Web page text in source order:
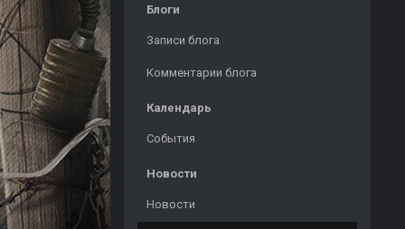
Блоги
Записи блога
Комментарии блога
Календарь
События
Новости
Новости